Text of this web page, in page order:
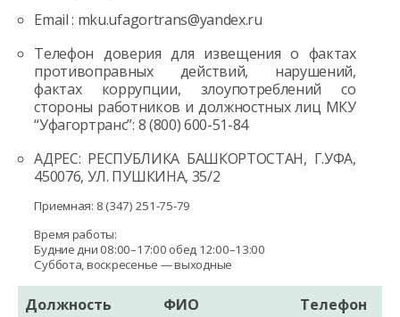
Email : mku.ufagortrans@yandex.ru
Телефон доверия для извещения о фактах
противоправных действий, нарушений,
фактах коррупции, злоупотреблений со
стороны работников и должностных лиц МКУ
“Уфагортранс”: 8 (800) 600-51-84
АДРЕС: РЕСПУБЛИКА БАШКОРТОСТАН, Г.УФА,
450076, УЛ. ПУШКИНА, 35/2
Приемная: 8 (347) 251-75-79
Время работы:
Будние дни 08:00–17:00 обед 12:00–13:00
Суббота, воскресенье — выходные
Должность ФИО Телефон